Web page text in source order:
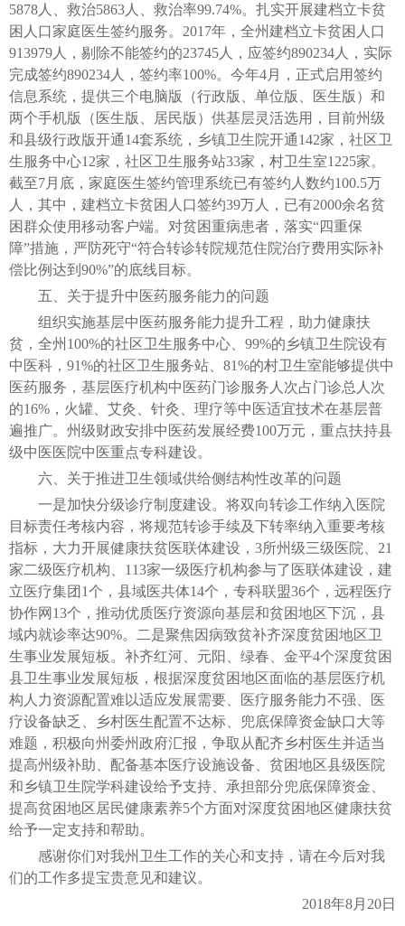
5878人、救治5863人、救治率99.74%。扎实开展建档立卡贫
困人口家庭医生签约服务。2017年，全州建档立卡贫困人口
913979人，剔除不能签约的23745人，应签约890234人，实际
完成签约890234人，签约率100%。今年4月，正式启用签约
信息系统，提供三个电脑版（行政版、单位版、医生版）和
两个手机版（医生版、居民版）供基层灵活选用，目前州级
和县级行政版开通14套系统，乡镇卫生院开通142家，社区卫
生服务中心12家，社区卫生服务站33家，村卫生室1225家。
截至7月底，家庭医生签约管理系统已有签约人数约100.5万
人，其中，建档立卡贫困人口签约39万人，已有2000余名贫
困群众使用移动客户端。对贫困重病患者，落实“四重保
障”措施，严防死守“符合转诊转院规范住院治疗费用实际补
偿比例达到90%”的底线目标。
五、关于提升中医药服务能力的问题
组织实施基层中医药服务能力提升工程，助力健康扶
贫，全州100%的社区卫生服务中心、99%的乡镇卫生院设有
中医科，91%的社区卫生服务站、81%的村卫生室能够提供中
医药服务，基层医疗机构中医药门诊服务人次占门诊总人次
的16%，火罐、艾灸、针灸、理疗等中医适宜技术在基层普
遍推广。州级财政安排中医药发展经费100万元，重点扶持县
级中医医院中医重点专科建设。
六、关于推进卫生领域供给侧结构性改革的问题
一是加快分级诊疗制度建设。将双向转诊工作纳入医院
目标责任考核内容，将规范转诊手续及下转率纳入重要考核
指标，大力开展健康扶贫医联体建设，3所州级三级医院、21
家二级医疗机构、113家一级医疗机构参与了医联体建设，建
立医疗集团1个，县域医共体14个，专科联盟36个，远程医疗
协作网13个，推动优质医疗资源向基层和贫困地区下沉，县
域内就诊率达90%。二是聚焦因病致贫补齐深度贫困地区卫
生事业发展短板。补齐红河、元阳、绿春、金平4个深度贫困
县卫生事业发展短板，根据深度贫困地区面临的基层医疗机
构人力资源配置难以适应发展需要、医疗服务能力不强、医
疗设备缺乏、乡村医生配置不达标、兜底保障资金缺口大等
难题，积极向州委州政府汇报，争取从配齐乡村医生并适当
提高州级补助、配备基本医疗设施设备、贫困地区县级医院
和乡镇卫生院学科建设给予支持、承担部分兜底保障资金、
提高贫困地区居民健康素养5个方面对深度贫困地区健康扶贫
给予一定支持和帮助。
感谢你们对我州卫生工作的关心和支持，请在今后对我
们的工作多提宝贵意见和建议。
2018年8月20日